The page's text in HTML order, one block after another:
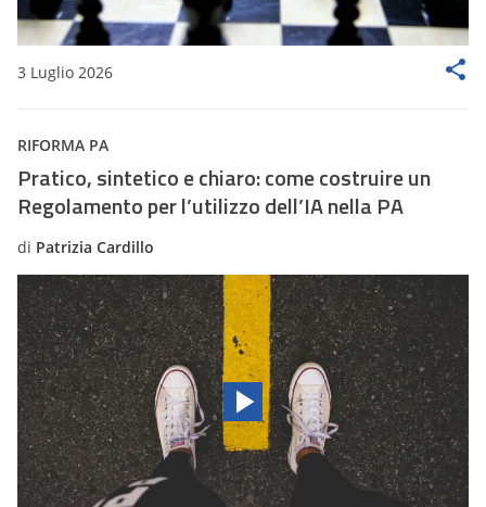
3 Luglio 2026
RIFORMA PA
Pratico, sintetico e chiaro: come costruire un
Regolamento per l’utilizzo dell’IA nella PA
di Patrizia Cardillo